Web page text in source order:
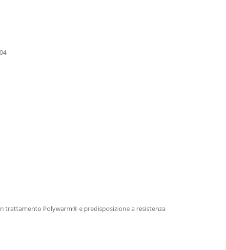
trattamento Polywarm® e predisposizione a resistenza